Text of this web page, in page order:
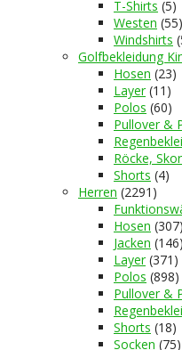
T-Shirts (5)
Westen (55)
Windshirts
Golfbekleidung
Hosen (23)
Layer (11)
Polos (60)
Pullover &
Röcke,
Shorts (4)
Herren (2291)
Hosen (307)
Jacken (146)
Layer (371)
Polos (898)
Pullover &
Shorts (18)
Socken (75)